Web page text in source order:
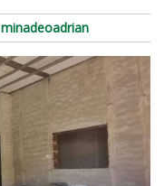
minadeoadrian